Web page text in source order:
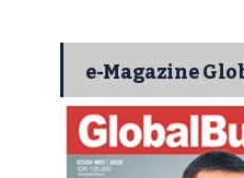
e-Magazine